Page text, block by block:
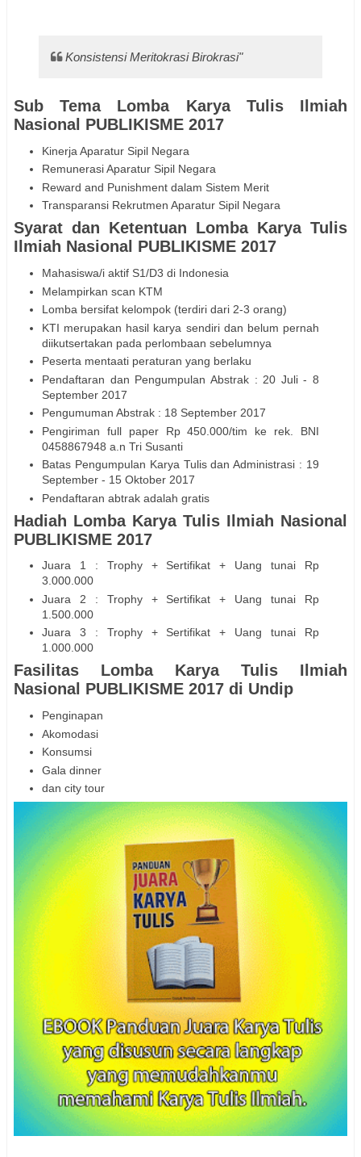
Konsistensi Meritokrasi Birokrasi"
Sub Tema Lomba Karya Tulis Ilmiah
Nasional PUBLIKISME 2017
Kinerja Aparatur Sipil Negara
Remunerasi Aparatur Sipil Negara
Reward and Punishment dalam Sistem Merit
Transparansi Rekrutmen Aparatur Sipil Negara
Syarat dan Ketentuan Lomba Karya Tulis
Ilmiah Nasional PUBLIKISME 2017
Mahasiswa/i aktif S1/D3 di Indonesia
Melampirkan scan KTM
Lomba bersifat kelompok (terdiri dari 2-3 orang)
KTI merupakan hasil karya sendiri dan belum pernah
diikutsertakan pada perlombaan sebelumnya
Peserta mentaati peraturan yang berlaku
Pendaftaran dan Pengumpulan Abstrak : 20 Juli - 8
September 2017
Pengumuman Abstrak : 18 September 2017
Pengiriman full paper Rp 450.000/tim ke rek. BNI
0458867948 a.n Tri Susanti
Batas Pengumpulan Karya Tulis dan Administrasi : 19
September - 15 Oktober 2017
Pendaftaran abtrak adalah gratis
Hadiah Lomba Karya Tulis Ilmiah Nasional
PUBLIKISME 2017
Juara 1 : Trophy + Sertifikat + Uang tunai Rp
3.000.000
Juara 2 : Trophy + Sertifikat + Uang tunai Rp
1.500.000
Juara 3 : Trophy + Sertifikat + Uang tunai Rp
1.000.000
Fasilitas Lomba Karya Tulis Ilmiah
Nasional PUBLIKISME 2017 di Undip
Penginapan
Akomodasi
Konsumsi
Gala dinner
dan city tour